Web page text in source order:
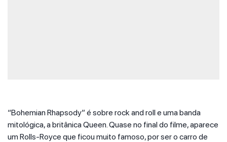
“Bohemian Rhapsody” é sobre rock and roll e uma banda
mitológica, a britânica Queen. Quase no final do filme, aparece
um Rolls-Royce que ficou muito famoso, por ser o carro de